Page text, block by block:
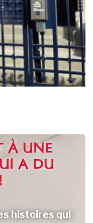
À UNE
A DU
histoires qui